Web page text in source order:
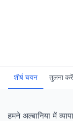
शीर्ष चयन तुलना करें
हमने अल्बानिया में